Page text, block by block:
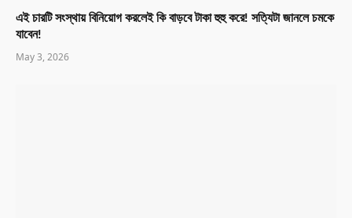
এই চারটি সংস্থায় বিনিয়োগ করলেই কি বাড়বে টাকা হুহু করে! সত্যিটা জানলে চমকে
যাবেন!
May 3, 2026